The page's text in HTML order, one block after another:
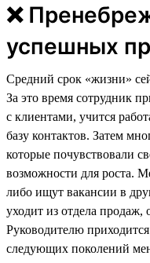
❌
успешных
Средний срок «жизни»
За это время сотрудник
с клиентами, учится
базу контактов. Затем
которые почувствовали
возможности для роста.
либо ищут вакансии в
уходит из отдела продаж,
Руководителю
следующих поколений